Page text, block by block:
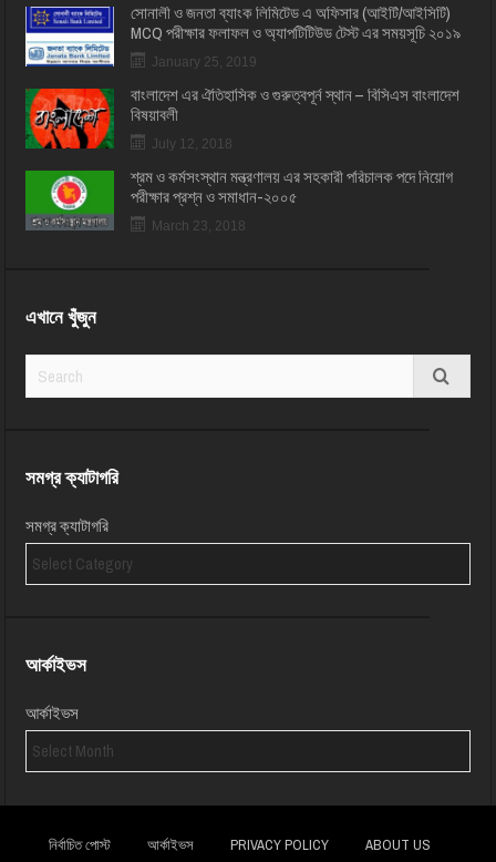
সোনালী ও জনতা ব্যাংক লিমিটেড এ অফিসার (আইটি/আইসিটি)
MCQ পরীক্ষার ফলাফল ও অ্যাপটিটিউড টেস্ট এর সময়সূচি ২০১৯
January 25, 2019
বাংলাদেশ এর ঐতিহাসিক ও গুরুত্বপূর্ন স্থান – বিসিএস বাংলাদেশ
বিষয়াবলী
July 12, 2018
শ্রম ও কর্মসংস্থান মন্ত্রণালয় এর সহকারী পরিচালক পদে নিয়োগ
পরীক্ষার প্রশ্ন ও সমাধান-২০০৫
March 23, 2018
এখানে খুঁজুন
সমগ্র ক্যাটাগরি
সমগ্র ক্যাটাগরি
আর্কাইভস
আর্কাইভস
নির্বাচিত পোস্ট আর্কাইভস PRIVACY POLICY
ABOUT US